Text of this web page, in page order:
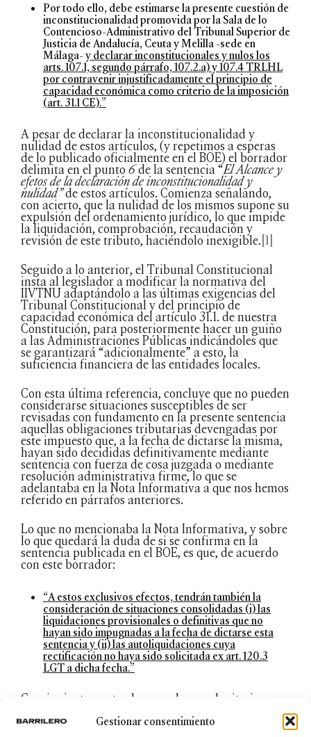
Gestionar consentimiento
Por todo ello, debe estimarse la presente cuestión de
inconstitucionalidad promovida por la Sala de lo
Contencioso-Administrativo del Tribunal Superior de
Justicia de Andalucía, Ceuta y Melilla -sede en
Málaga- y declarar inconstitucionales y nulos los
arts. 107.1, segundo párrafo, 107.2.a) y 107.4 TRLHL
por contravenir injustificadamente el principio de
capacidad económica como criterio de la imposición
(art. 31.1 CE).”
A pesar de declarar la inconstitucionalidad y
nulidad de estos artículos, (y repetimos a esperas
de lo publicado oficialmente en el BOE) el borrador
delimita en el punto6de la sentencia “El Alcance y
efetos de la declaración de inconstitucionalidad y
nulidad”de estos artículos. Comienza señalando,
con acierto, que la nulidad de los mismos supone su
expulsión del ordenamiento jurídico, lo que impide
la liquidación, comprobación, recaudación y
revisión de este tributo, haciéndolo inexigible.[1]
Seguido a lo anterior, el Tribunal Constitucional
insta al legislador a modificar la normativa del
IIVTNU adaptándolo a las últimas exigencias del
Tribunal Constitucional y del principio de
capacidad económica del artículo 31.1. de nuestra
Constitución, para posteriormente hacer un guiño
a las Administraciones Públicas indicándoles que
se garantizará “adicionalmente” a esto, la
suficiencia financiera de las entidades locales.
Con esta última referencia, concluye que no pueden
considerarse situaciones susceptibles de ser
revisadas con fundamento en la presente sentencia
aquellas obligaciones tributarias devengadas por
este impuesto que, a la fecha de dictarse la misma,
hayan sido decididas definitivamente mediante
sentencia con fuerza de cosa juzgada o mediante
resolución administrativa firme, lo que se
adelantaba en la Nota Informativa a que nos hemos
referido en párrafos anteriores.
Lo que no mencionaba la Nota Informativa, y sobre
lo que quedará la duda de si se confirma en la
sentencia publicada en el BOE, es que, de acuerdo
con este borrador:
“A estos exclusivos efectos, tendrán también la
consideración de situaciones consolidadas (i) las
liquidaciones provisionales o definitivas que no
hayan sido impugnadas a la fecha de dictarse esta
sentencia y (ii) las autoliquidaciones cuya
rectificación no haya sido solicitada ex art. 120.3
LGT a dicha fecha.”
Consiguientemente, de acuerdo con el criterio
rectificación de las autoliquidaciones por el IIVTNU